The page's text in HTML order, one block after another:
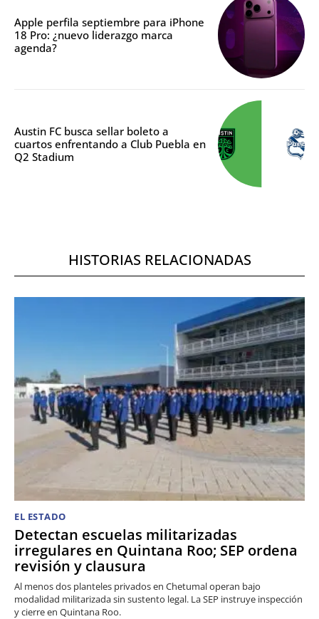
Apple perfila septiembre para iPhone
18 Pro: ¿nuevo liderazgo marca
agenda?
Austin FC busca sellar boleto a
cuartos enfrentando a Club Puebla en
Q2 Stadium
HISTORIAS RELACIONADAS
EL ESTADO
Detectan escuelas militarizadas
irregulares en Quintana Roo; SEP ordena
revisión y clausura
Al menos dos planteles privados en Chetumal operan bajo
modalidad militarizada sin sustento legal. La SEP instruye inspección
y cierre en Quintana Roo.